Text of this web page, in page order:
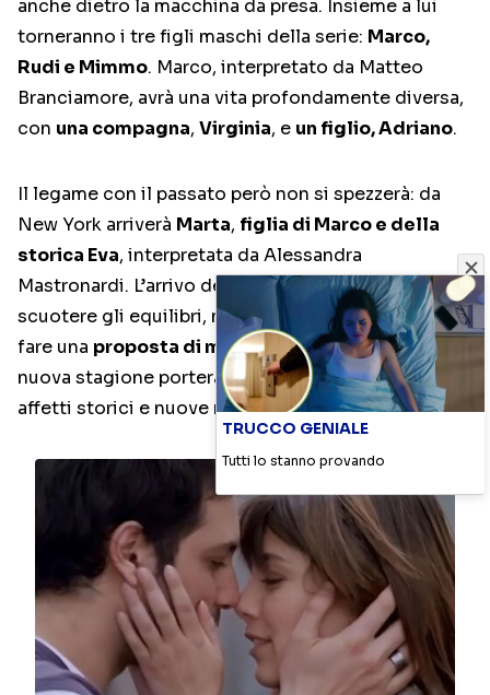
anche dietro la macchina da presa. Insieme a lui
torneranno i tre figli maschi della serie: Marco,
Rudi e Mimmo. Marco, interpretato da Matteo
Branciamore, avrà una vita profondamente diversa,
con una compagna, Virginia, e un figlio, Adriano.
Il legame con il passato però non si spezzerà: da
New York arriverà Marta, figlia di Marco e della
storica Eva, interpretata da Alessandra
Mastronardi. L’arrivo della ragazza potrebbe
scuotere gli equilibri, mentre Marco si prepara a
fare una proposta di matrimonio a Virginia. La
nuova stagione porterà quindi un intreccio tra
affetti storici e nuove relazioni.
TRUCCO GENIALE
Tutti lo stanno provando